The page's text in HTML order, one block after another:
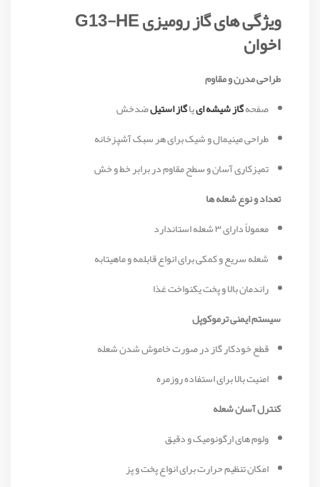
ویژگی‌ های گاز رومیزی G13-HE
اخوان
طراحی مدرن و مقاوم
صفحهگاز شیشه‌ اییاگاز استیلضدخش
طراحی مینیمال و شیک برای هر سبک آشپزخانه
تمیزکاری آسان و سطح مقاوم در برابر خط و خش
تعداد و نوع شعله‌ ها
معمولاً دارای ۳ شعله استاندارد
شعله سریع و کمکی برای انواع قابلمه و ماهیتابه
راندمان بالا و پخت یکنواخت غذا
سیستم ایمنی ترموکوپل
قطع خودکار گاز در صورت خاموش شدن شعله
امنیت بالا برای استفاده روزمره
کنترل آسان شعله
ولوم‌ های ارگونومیک و دقیق
امکان تنظیم حرارت برای انواع پخت و پز